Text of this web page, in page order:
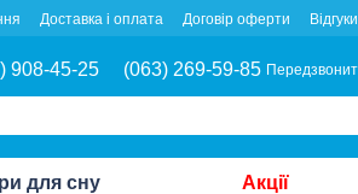
Доставка і оплата Договір оферти Відгуки
908-45-25 (063) 269-59-85
для сну Акції